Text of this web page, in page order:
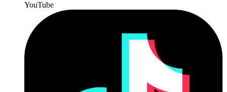
YouTube